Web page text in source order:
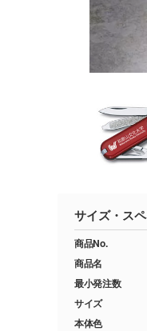
サイズ・ス
商品No.
商品名
最小発注数
サイズ
本体色